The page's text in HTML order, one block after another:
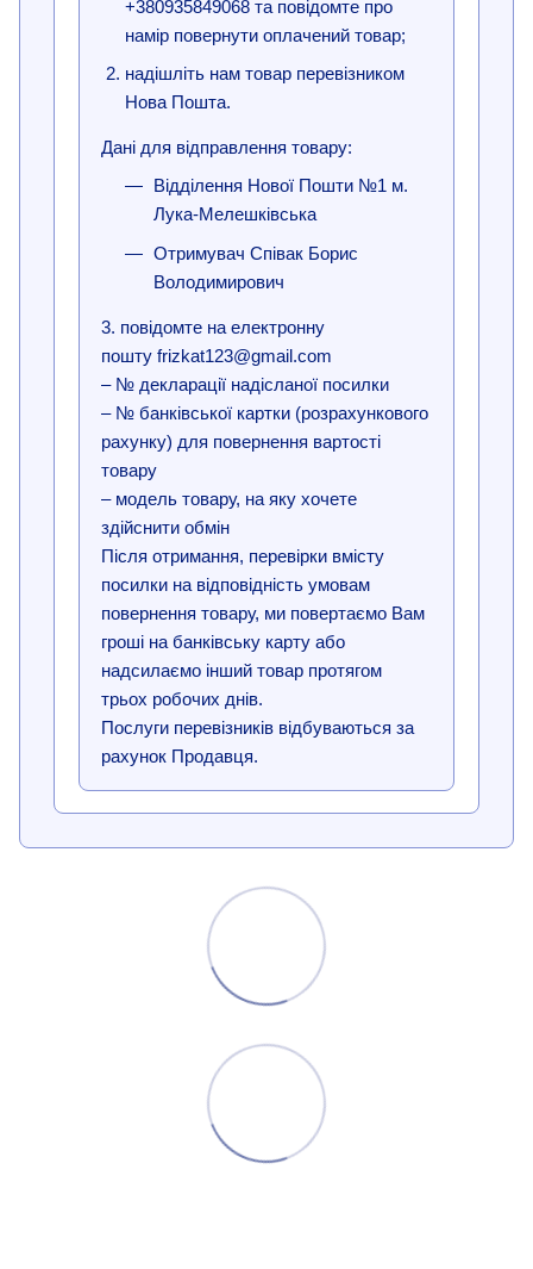
+380935849068 та повідомте про
намір повернути оплачений товар;
надішліть нам товар перевізником
Нова Пошта.
Дані для відправлення товару:
Відділення Нової Пошти №1 м.
Лука-Мелешківська
Отримувач Співак Борис
Володимирович
3. повідомте на електронну
пошту frizkat123@gmail.com
– № декларації надісланої посилки
– № банківської картки (розрахункового
рахунку) для повернення вартості
товару
– модель товару, на яку хочете
здійснити обмін
Після отримання, перевірки вмісту
посилки на відповідність умовам
повернення товару, ми повертаємо Вам
гроші на банківську карту або
надсилаємо інший товар протягом
трьох робочих днів.
Послуги перевізників відбуваються за
рахунок Продавця.